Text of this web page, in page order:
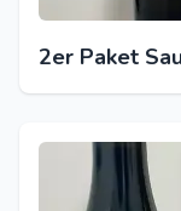
2er Paket